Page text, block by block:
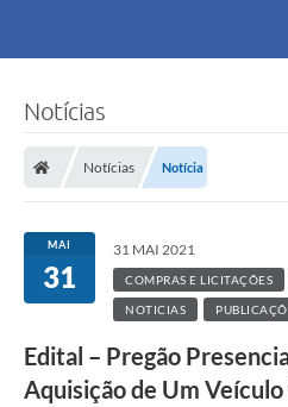
Notícias
Notícias Notícia
MAI
31
31 MAI 2021
COMPRAS E LICITAÇÕES
NOTICIAS
Edital – Pregão
Aquisição de Um